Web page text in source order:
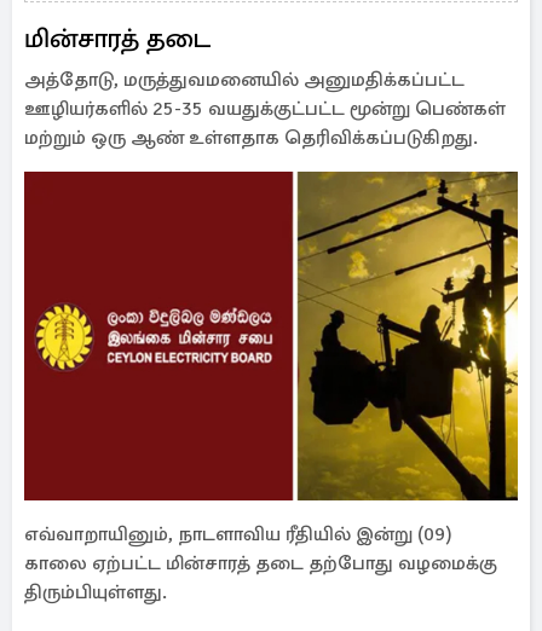
மின்சாரத் தடை
அத்தோடு, மருத்துவமனையில் அனுமதிக்கப்பட்ட
ஊழியர்களில் 25-35 வயதுக்குட்பட்ட மூன்று பெண்கள்
மற்றும் ஒரு ஆண் உள்ளதாக தெரிவிக்கப்படுகிறது.
எவ்வாறாயினும், நாடளாவிய ரீதியில் இன்று (09)
காலை ஏற்பட்ட மின்சாரத் தடை தற்போது வழமைக்கு
திரும்பியுள்ளது.